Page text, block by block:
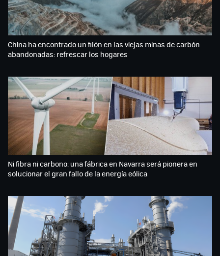
China ha encontrado un filón en las viejas minas de carbón
abandonadas: refrescar los hogares
Ni fibra ni carbono: una fábrica en Navarra será pionera en
solucionar el gran fallo de la energía eólica